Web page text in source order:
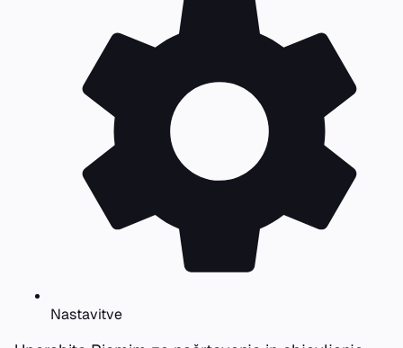
Nastavitve